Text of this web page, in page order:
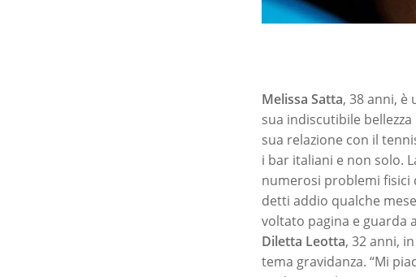
Melissa Satta, 38 anni, è
sua indiscutibile
sua relazione con il
i bar italiani e non solo.
numerosi problemi fisici
detti addio qualche
voltato pagina e guarda
Diletta Leotta, 32 anni,
tema gravidanza. “Mi